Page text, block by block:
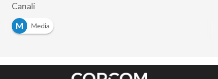
Canali
M
Media